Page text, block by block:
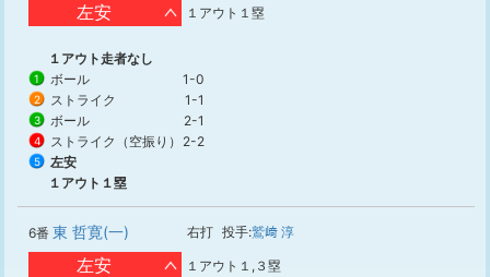
左安 １アウト１塁
１アウト走者なし
1 ボール 1-0
2 ストライク 1-1
3 ボール 2-1
4 ストライク（空振り） 2-2
5
左安
１アウト１塁
6番 東 哲寛(一) 右打 投手:鷲﨑 淳
左安 １アウト１,３塁